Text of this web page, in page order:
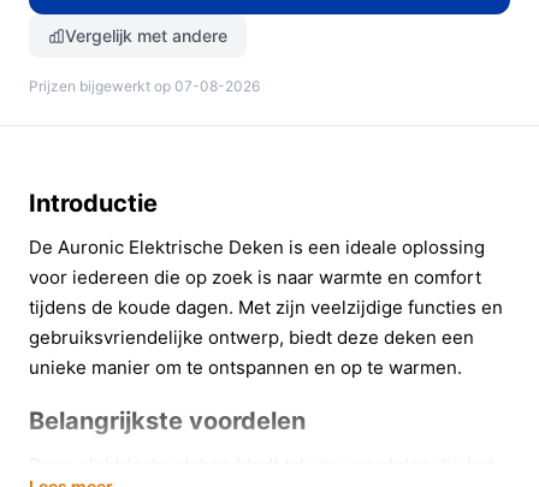
Vergelijk met andere
Prijzen bijgewerkt op 07-08-2026
Introductie
De Auronic Elektrische Deken is een ideale oplossing
voor iedereen die op zoek is naar warmte en comfort
tijdens de koude dagen. Met zijn veelzijdige functies en
gebruiksvriendelijke ontwerp, biedt deze deken een
unieke manier om te ontspannen en op te warmen.
Belangrijkste voordelen